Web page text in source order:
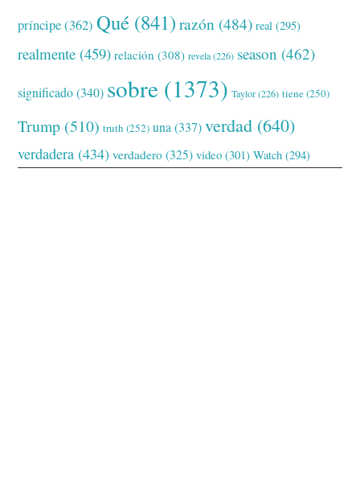
príncipe(362) Qué (841) razón (484) real (295)
realmente (459) relación (308) revela(226) season (462)
significado(340) sobre (1373) Taylor(226) tiene(250)
Trump (510) truth (252) una (337) verdad (640)
verdadera (434) verdadero (325) video (301) Watch (294)